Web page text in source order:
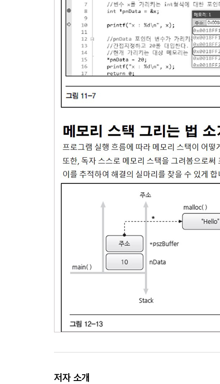
9.2. 배열과 교차의 구현
9.3. 달팽이 배열 채우기
9.4. Lookup 배열
모범답안과 해설
연습문제
10장. 함수에 대한 기본 이론
10.1. 사용자 정의 함수의 선언 및 정의
10.1.1. 매개변수
10.1.2. 반환 자료형
10.2. 두 가지 함수 설계 원칙
10.2.1. UI와 기능의 분리
10.2.2. 재사용 가능한 단위 기능의 구현
10.3. 코드 분할
10.3.1. 함수의 원형 선언
11장. 메모리와 포인터
11.1. 컴퓨터와 메모리
11.1.2. 포인터 변수의 선언 및 정의
11.1.3. 포인터와 배열
11.2. 메모리 동적 할당 및 관리
11.2.2. 메모리 복사
11.2.4. 문자열 검색
저자 소개